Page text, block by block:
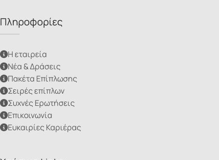
Πληροφορίες
Η εταιρεία
Νέα & Δράσεις
Πακέτα Επίπλωσης
Σειρές επίπλων
Συχνές Ερωτήσεις
Επικοινωνία
Ευκαιρίες Καριέρας